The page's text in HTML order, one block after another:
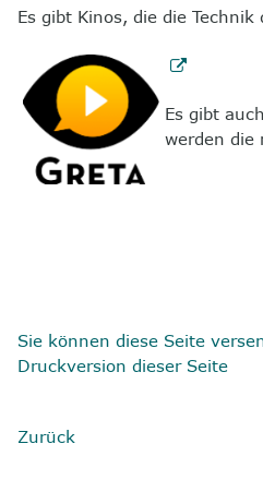
Es gibt Kinos, die die
Es gibt
werden die
Sie können diese Seite
Druckversion dieser Seite
Zurück